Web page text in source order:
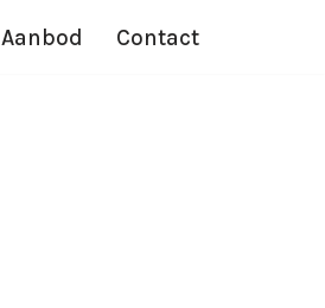
Aanbod Contact